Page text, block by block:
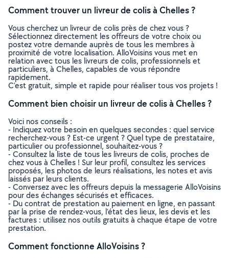
Comment trouver un livreur de colis à Chelles ?
Vous cherchez un livreur de colis près de chez vous ?
Sélectionnez directement les offreurs de votre choix ou
postez votre demande auprès de tous les membres à
proximité de votre localisation. AlloVoisins vous met en
relation avec tous les livreurs de colis, professionnels et
particuliers, à Chelles, capables de vous répondre
rapidement.
C’est gratuit, simple et rapide pour réaliser tous vos projets !
Comment bien choisir un livreur de colis à Chelles ?
Voici nos conseils :
- Indiquez votre besoin en quelques secondes : quel service
recherchez-vous ? Est-ce urgent ? Quel type de prestataire,
particulier ou professionnel, souhaitez-vous ?
- Consultez la liste de tous les livreurs de colis, proches de
chez vous à Chelles ! Sur leur profil, consultez les services
proposés, les photos de leurs réalisations, les notes et avis
laissés par leurs clients.
- Conversez avec les offreurs depuis la messagerie AlloVoisins
pour des échanges sécurisés et efficaces.
- Du contrat de prestation au paiement en ligne, en passant
par la prise de rendez-vous, l’état des lieux, les devis et les
factures : utilisez nos outils gratuits à chaque étape de votre
prestation.
Comment fonctionne AlloVoisins ?